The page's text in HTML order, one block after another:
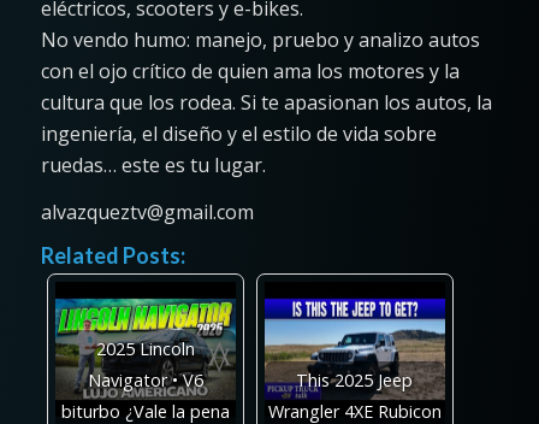
eléctricos, scooters y e-bikes.
No vendo humo: manejo, pruebo y analizo autos
con el ojo crítico de quien ama los motores y la
cultura que los rodea. Si te apasionan los autos, la
ingeniería, el diseño y el estilo de vida sobre
ruedas… este es tu lugar.
alvazqueztv@gmail.com
Related Posts:
2025 Lincoln
Navigator • V6
biturbo ¿Vale la pena
This 2025 Jeep
Wrangler 4XE Rubicon